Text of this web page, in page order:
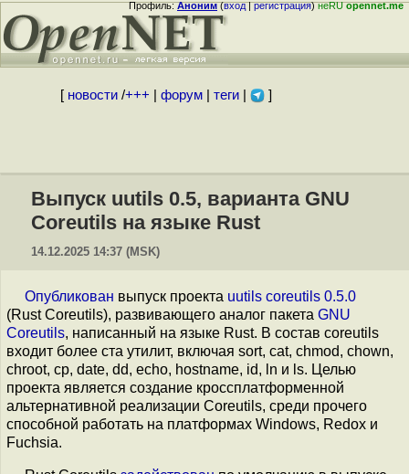
Профиль:Аноним(вход|регистрация)неRUopennet.me
[ новости/+++ форум| теги| ]
Выпуск uutils 0.5, варианта GNU
Coreutils на языке Rust
14.12.2025 14:37 (MSK)
Опубликован выпуск проекта uutils coreutils 0.5.0
(Rust Coreutils), развивающего аналог пакета GNU
Coreutils, написанный на языке Rust. В состав coreutils
входит более ста утилит, включая sort, cat, chmod, chown,
chroot, cp, date, dd, echo, hostname, id, ln и ls. Целью
проекта является создание кроссплатформенной
альтернативной реализации Coreutils, среди прочего
способной работать на платформах Windows, Redox и
Fuchsia.